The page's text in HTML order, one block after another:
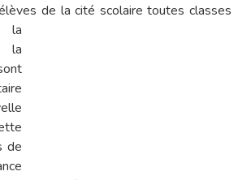
de la cité scolaire toutes classes
la
la
de